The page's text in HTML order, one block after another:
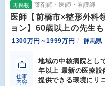
再掲載 薬剤師・医師・看護師
医師【前橋市×整形外科
ョン】60歳以上の先生
1300万円～1999万円 群馬県
仕事
内容
地域の中核病院とし
年以上 最新の医療設
提供できる環境にリ